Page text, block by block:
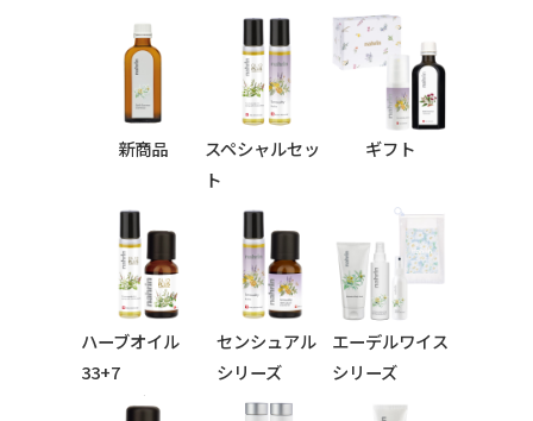
新商品
スペシャルセッ
ト
ギフト
ハーブオイル
33+7
シリーズ
センシュアル
シリーズ
エーデルワイス
シリーズ